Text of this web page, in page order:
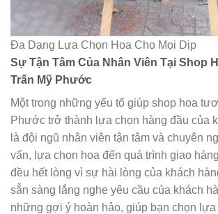
Đa Dạng Lựa Chọn Hoa Cho Mọi Dịp
Sự Tận Tâm Của Nhân Viên Tại Shop
Trấn Mỹ Phước
Một trong những yếu tố giúp shop hoa
Phước trở thành lựa chọn hàng đầu của
là đội ngũ nhân viên tận tâm và chuyên
vấn, lựa chọn hoa đến quá trình giao
đều hết lòng vì sự hài lòng của khách
sẵn sàng lắng nghe yêu cầu của khách
những gợi ý hoàn hảo, giúp bạn chọn